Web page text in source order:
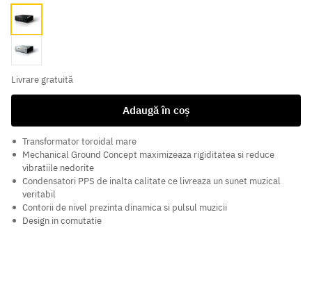
Black / Piano Black
Silver / Piano Black
Livrare gratuită
Adaugă în coș
Transformator toroidal mare
Mechanical Ground Concept maximizeaza rigiditatea si reduce
vibratiile nedorite
Condensatori PPS de inalta calitate ce livreaza un sunet muzical
veritabil
Contorii de nivel prezinta dinamica si pulsul muzicii
Design in comutatie